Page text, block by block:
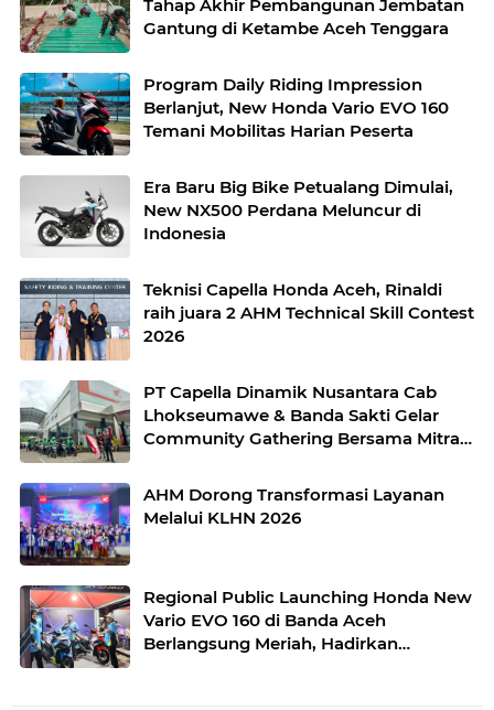
Tahap Akhir Pembangunan Jembatan
Gantung di Ketambe Aceh Tenggara
Program Daily Riding Impression
Berlanjut, New Honda Vario EVO 160
Temani Mobilitas Harian Peserta
Era Baru Big Bike Petualang Dimulai,
New NX500 Perdana Meluncur di
Indonesia
Teknisi Capella Honda Aceh, Rinaldi
raih juara 2 AHM Technical Skill Contest
2026
PT Capella Dinamik Nusantara Cab
Lhokseumawe & Banda Sakti Gelar
Community Gathering Bersama Mitra
AHM Dorong Transformasi Layanan
Melalui KLHN 2026
Regional Public Launching Honda New
Vario EVO 160 di Banda Aceh
Berlangsung Meriah, Hadirkan